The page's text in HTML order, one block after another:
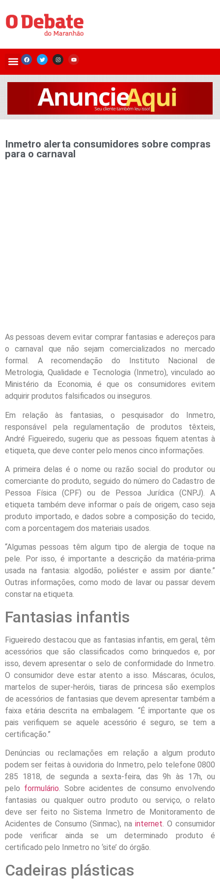
Inmetro alerta consumidores sobre compras
para o carnaval
As pessoas devem evitar comprar fantasias e adereços para
o carnaval que não sejam comercializados no mercado
formal. A recomendação do Instituto Nacional de
Metrologia, Qualidade e Tecnologia (Inmetro), vinculado ao
Ministério da Economia, é que os consumidores evitem
adquirir produtos falsificados ou inseguros.
Em relação às fantasias, o pesquisador do Inmetro,
responsável pela regulamentação de produtos têxteis,
André Figueiredo, sugeriu que as pessoas fiquem atentas à
etiqueta, que deve conter pelo menos cinco informações.
A primeira delas é o nome ou razão social do produtor ou
comerciante do produto, seguido do número do Cadastro de
Pessoa Física (CPF) ou de Pessoa Jurídica (CNPJ). A
etiqueta também deve informar o país de origem, caso seja
produto importado, e dados sobre a composição do tecido,
com a porcentagem dos materiais usados.
“Algumas pessoas têm algum tipo de alergia de toque na
pele. Por isso, é importante a descrição da matéria-prima
usada na fantasia: algodão, poliéster e assim por diante.”
Outras informações, como modo de lavar ou passar devem
constar na etiqueta.
Fantasias infantis
Figueiredo destacou que as fantasias infantis, em geral, têm
acessórios que são classificados como brinquedos e, por
isso, devem apresentar o selo de conformidade do Inmetro.
O consumidor deve estar atento a isso. Máscaras, óculos,
martelos de super-heróis, tiaras de princesa são exemplos
de acessórios de fantasias que devem apresentar também a
faixa etária descrita na embalagem. “É importante que os
pais verifiquem se aquele acessório é seguro, se tem a
certificação.”
Denúncias ou reclamações em relação a algum produto
podem ser feitas à ouvidoria do Inmetro, pelo telefone 0800
285 1818, de segunda a sexta-feira, das 9h às 17h, ou
pelo formulário. Sobre acidentes de consumo envolvendo
fantasias ou qualquer outro produto ou serviço, o relato
deve ser feito no Sistema Inmetro de Monitoramento de
Acidentes de Consumo (Sinmac), na internet. O consumidor
pode verificar ainda se um determinado produto é
certificado pelo Inmetro no ‘site’ do órgão.
Cadeiras plásticas